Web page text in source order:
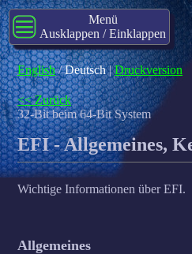
Menü
Ausklappen / Einklappen
English/Deutsch|Druckversion
<< Zurück
32-Bit beim 64-Bit System
EFI - Allgemeines,
Wichtige Informationen über EFI.
Allgemeines